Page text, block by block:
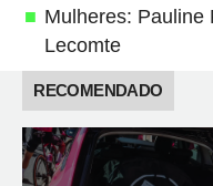
Mulheres: Pauline
Lecomte
RECOMENDADO